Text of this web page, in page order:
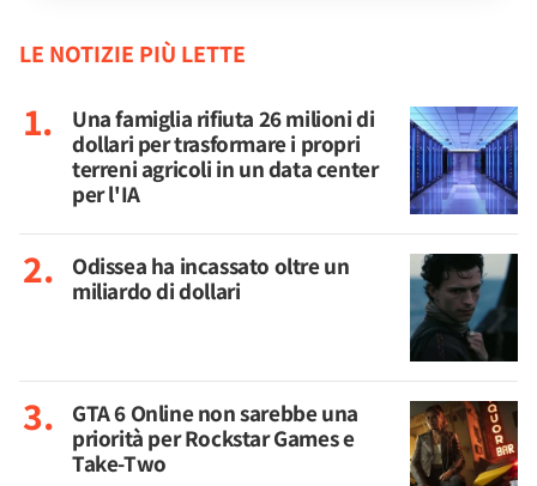
LE NOTIZIE PIÙ LETTE
Una famiglia rifiuta 26 milioni di
dollari per trasformare i propri
terreni agricoli in un data center
per l'IA
Odissea ha incassato oltre un
miliardo di dollari
GTA 6 Online non sarebbe una
priorità per Rockstar Games e
Take-Two